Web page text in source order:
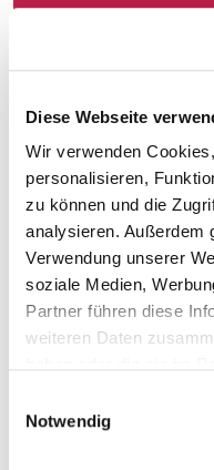
Diese Webseite
Wir verwenden
personalisieren,
zu können und die
analysieren. Außerdem
Verwendung unserer
soziale Medien,
Partner führen diese
weiteren Daten
Notwendig
10.09.2024
Netzwerk
12.09.2024
Der KI-Workflow:
17.09.2024
In Dialogue with